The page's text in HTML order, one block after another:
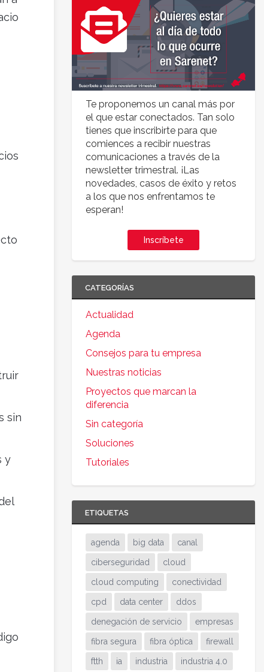
sin
y
Te proponemos un canal más por
el que estar conectados. Tan solo
tienes que inscribirte para que
comiences a recibir nuestras
comunicaciones a través de la
newsletter trimestral. ¡Las
novedades, casos de éxito y retos
a los que nos enfrentamos te
esperan!
Inscríbete
CATEGORÍAS
Actualidad
Agenda
Consejos para tu empresa
Nuestras noticias
Proyectos que marcan la
diferencia
Sin categoría
Soluciones
Tutoriales
ETIQUETAS
agenda big data canal
ciberseguridad cloud
cloud computing conectividad
cpd data center ddos
denegación de servicio empresas
fibra segura fibra óptica firewall
ftth ia industria industria 4.0